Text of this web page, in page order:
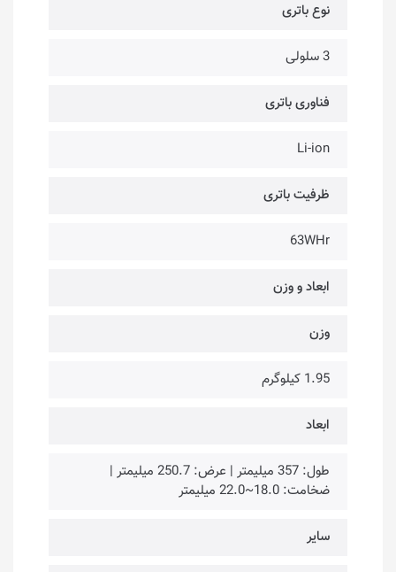
نوع باتری
3 سلولی
فناوری باتری
Li-ion
ظرفیت باتری
63WHr
ابعاد و وزن
وزن
1.95 کیلوگرم
ابعاد
طول: 357 میلیمتر | عرض: 250.7 میلیمتر |
ضخامت: 18.0~22.0 میلیمتر
سایر